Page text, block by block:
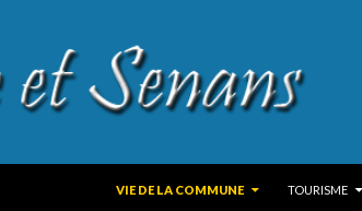
VIE DE LA COMMUNE
TOURISME